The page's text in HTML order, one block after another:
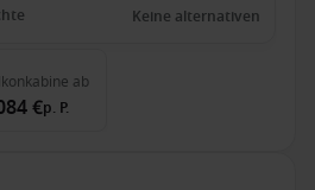
Keine alternativen
ab
€p. P.